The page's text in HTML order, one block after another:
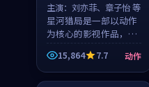
主演： 刘亦菲、章子怡 等
星河猎局是一部以动作
为核心的影视作品，围
绕危机、反转与人物成
长展开，整体节奏紧
凑，值得推荐观看。
15,864 7.7 动作